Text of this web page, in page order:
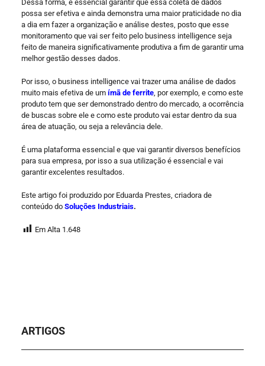
Dessa forma, é essencial garantir que essa coleta de dados
possa ser efetiva e ainda demonstra uma maior praticidade no dia
a dia em fazer a organização e análise destes, posto que esse
monitoramento que vai ser feito pelo business intelligence seja
feito de maneira significativamente produtiva a fim de garantir uma
melhor gestão desses dados.
Por isso, o business intelligence vai trazer uma análise de dados
muito mais efetiva de um ímã de ferrite, por exemplo, e como este
produto tem que ser demonstrado dentro do mercado, a ocorrência
de buscas sobre ele e como este produto vai estar dentro da sua
área de atuação, ou seja a relevância dele.
É uma plataforma essencial e que vai garantir diversos benefícios
para sua empresa, por isso a sua utilização é essencial e vai
garantir excelentes resultados.
Este artigo foi produzido por Eduarda Prestes, criadora de
conteúdo do Soluções Industriais.
Em Alta 1.648
ARTIGOS